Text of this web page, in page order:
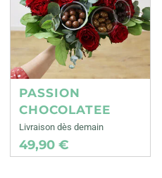
PASSION
CHOCOLATEE
Livraison dès demain
49,90 €